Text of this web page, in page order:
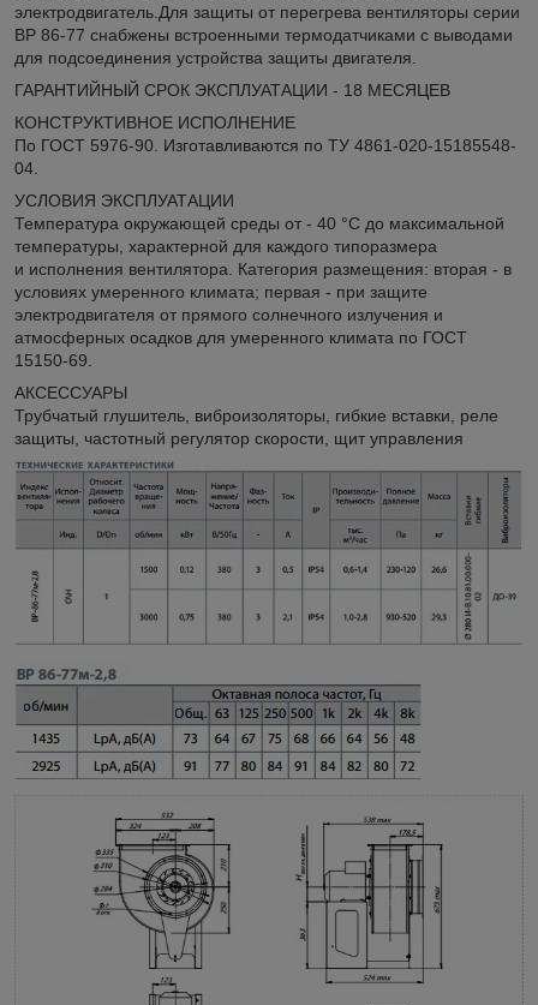
электродвигатель.Для защиты от перегрева вентиляторы серии
ВР 86-77 снабжены встроенными термодатчиками с выводами
для подсоединения устройства защиты двигателя.
ГАРАНТИЙНЫЙ СРОК ЭКСПЛУАТАЦИИ - 18 МЕСЯЦЕВ
КОНСТРУКТИВНОЕ ИСПОЛНЕНИЕ
По ГОСТ 5976-90. Изготавливаются по ТУ 4861-020-15185548-
04.
УСЛОВИЯ ЭКСПЛУАТАЦИИ
Температура окружающей среды от - 40 °С до максимальной
температуры, характерной для каждого типоразмера
и исполнения вентилятора. Категория размещения: вторая - в
условиях умеренного климата; первая - при защите
электродвигателя от прямого солнечного излучения и
атмосферных осадков для умеренного климата по ГОСТ
15150-69.
АКСЕССУАРЫ
Трубчатый глушитель, виброизоляторы, гибкие вставки, реле
защиты, частотный регулятор скорости, щит управления